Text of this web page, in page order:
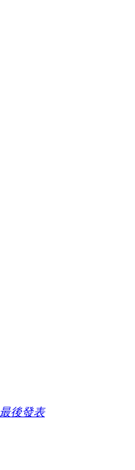
最後發表